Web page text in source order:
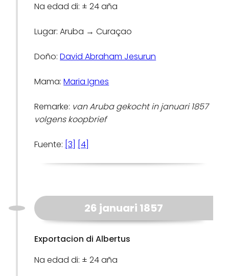
Na edad di: ± 24 aña
Lugar: Aruba → Curaçao
Doño:David Abraham Jesurun
Mama:Maria Ignes
Remarke: van Aruba gekocht in januari 1857
volgens koopbrief
Fuente: [3] [4]
26 januari 1857
Exportacion di Albertus
Na edad di: ± 24 aña